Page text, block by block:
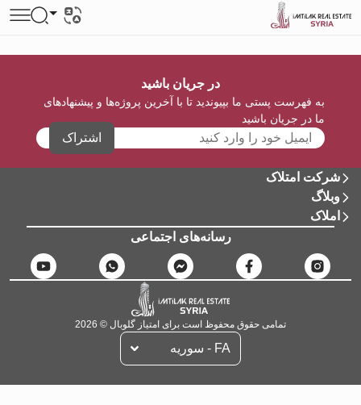
در جریان باشید
به فهرست پستی ما بپیوندید تا با آخرین پروژه‌ها و پیشنهادهای
ما در جریان باشید
اشتراک
شرکت امتلاک
وبلاگ
املاک
رسانه‌های اجتماعی
تمامی حقوق محفوظ است برای امتیاز گلوبال © 2026
FA - سوریه